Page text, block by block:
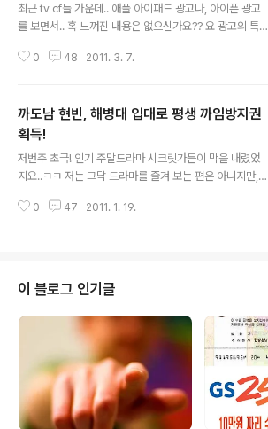
최근 tv cf들 가운데.. 애플 아이패드 광고나, 아이폰 광고
를 보면서.. 혹 느껴진 내용은 없으신가요?? 요 광고의 특징
ㅋㅋ 울나라에서 그 흔한.. 소위말하는.. cf 스타 라는 존재
버금가는 수준으로 접하게 되는데.. 당시 미국 유명 연예인
들을 이들 광고 속에서 본 기억은 거의 없습니다. 이는.. 이
태리 에서도 마찬가지 였구여...으으 버뜨~ 국내 cf스타...
ㅎㅎ 몸값으로 치면... 기 억에서부터 시작하여.. 10수억 넘
는 애덜도 즐비하고.. 누구는 몇억인데..나는 왜 그것밖에
안주냐고..앙탈을 부리거나.. 아예 ..
0 48 2011. 3. 7.
까도남 현빈, 해병대 입대로 평생 까임방지권
획득!
저번주 초극! 인기 주말드라마 시크릿가든이 막을 내렸었
지요..ㅋㅋ 저는 그닥 드라마를 즐겨 보는 편은 아니지만,
곁눈으로 힐끗힐끗 보긴 합니다..^^ 주인공이 하지원과 현
데.. 현빈 또한 신체검사를 우수하게 패스하여 해병대에 자
원입대 함으로써, 평생 쉴드를 얻게 되었으니.. 박수보내 마
땅하다~ 싶더군요..ㅋㅋ 얼굴이면 얼굴... 몸이면 몸... 쩝...
귀신들이 빨리 채갈까봐 두렵기까지 합니다..ㅎ 어쩌다가...
대한민국 연예계에서.. 군대 가면.... 까임방지권이 부여되
0 47 2011. 1. 19.
이 블로그 인기글